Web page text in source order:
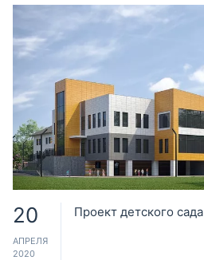
20
АПРЕЛЯ
2020
Проект детского сада